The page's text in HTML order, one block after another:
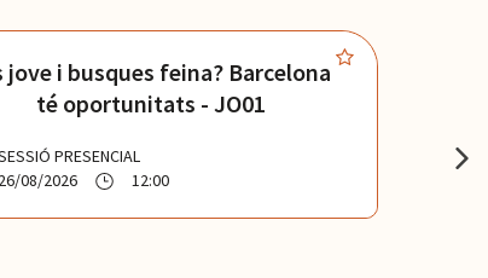
jove i busques feina? Barcelona
té oportunitats - JO01
PRESENCIAL
26/08/2026
12:00